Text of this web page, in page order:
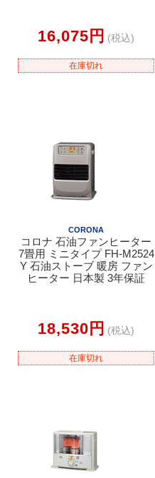
16,075円 (税込)
在庫切れ
CORONA
コロナ 石油ファンヒーター
7畳用 ミニタイプ FH-M2524
Y 石油ストーブ 暖房 ファン
ヒーター 日本製 3年保証
18,530円 (税込)
在庫切れ